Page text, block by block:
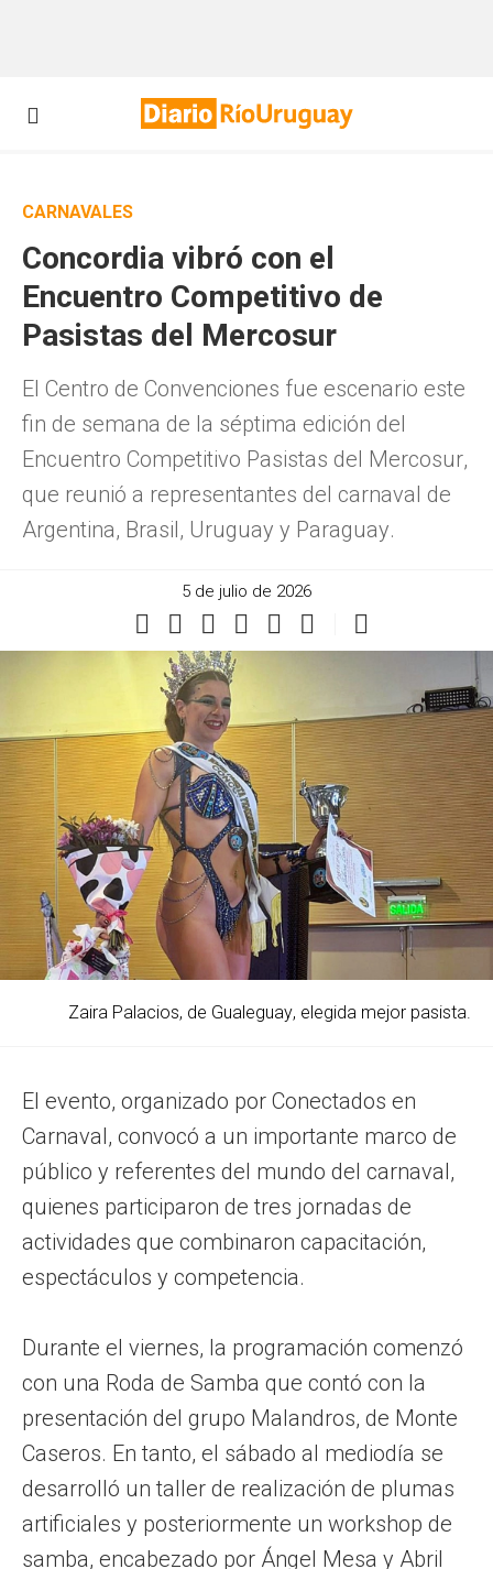
CARNAVALES
Concordia vibró con el
Encuentro Competitivo de
Pasistas del Mercosur
El Centro de Convenciones fue escenario este
fin de semana de la séptima edición del
Encuentro Competitivo Pasistas del Mercosur,
que reunió a representantes del carnaval de
Argentina, Brasil, Uruguay y Paraguay.
5 de julio de 2026
Zaira Palacios, de Gualeguay, elegida mejor pasista.
El evento, organizado por Conectados en
Carnaval, convocó a un importante marco de
público y referentes del mundo del carnaval,
quienes participaron de tres jornadas de
actividades que combinaron capacitación,
espectáculos y competencia.
Durante el viernes, la programación comenzó
con una Roda de Samba que contó con la
presentación del grupo Malandros, de Monte
Caseros. En tanto, el sábado al mediodía se
desarrolló un taller de realización de plumas
artificiales y posteriormente un workshop de
samba, encabezado por Ángel Mesa y Abril